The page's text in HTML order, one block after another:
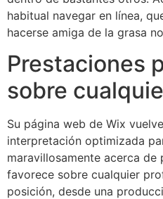
habitual navegar en lí­nea,
hacerse amiga de la grasa
Prestaciones
sobre
Su página web de Wix
interpretación optimizada
maravillosamente acerca de
favorece sobre cualquier
posición, desde una